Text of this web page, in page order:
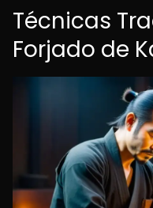
Técnicas
Forjado de